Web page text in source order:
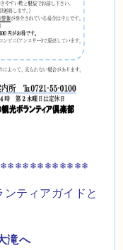
ティアガイドと
滝へ